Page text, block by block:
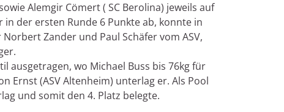
Alemgir Cömert ( SC Berolina) jeweils auf
in der ersten Runde 6 Punkte ab, konnte in
Zander und Paul Schäfer vom ASV,
ausgetragen, wo Michael Buss bis 76kg für
Ernst (ASV Altenheim) unterlag er. Als Pool
und somit den 4. Platz belegte.